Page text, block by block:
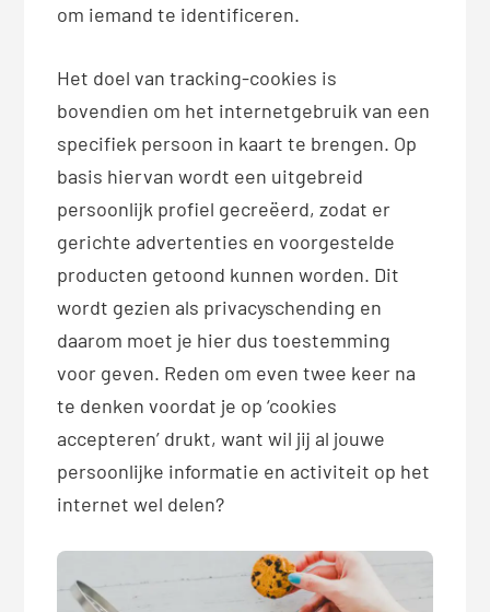
om iemand te identificeren.
Het doel van tracking-cookies is
bovendien om het internetgebruik van een
specifiek persoon in kaart te brengen. Op
basis hiervan wordt een uitgebreid
persoonlijk profiel gecreëerd, zodat er
gerichte advertenties en voorgestelde
producten getoond kunnen worden. Dit
wordt gezien als privacyschending en
daarom moet je hier dus toestemming
voor geven. Reden om even twee keer na
te denken voordat je op ‘cookies
accepteren’ drukt, want wil jij al jouwe
persoonlijke informatie en activiteit op het
internet wel delen?